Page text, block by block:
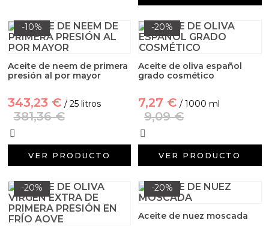
-10%
Aceite de neem de primera
presión al por mayor
343,23 € / 25 litros
381,36 €
VER PRODUCTO
-20%
Aceite de oliva español
grado cosmético
7,27 € / 1000 ml
9,09 €
VER PRODUCTO
-20% -20%
Aceite de nuez moscada
Recipientes para velas
Leches, aguas e hidrolatos
Productos personalizados
Purpurinas, micas y nacarantes
Etiquetas para regalos
Conservantes, Fijadores y reguladores de PH
Aceite de Coco
Productos quimicos grado cosmético
Granulos exfoliantes para cremas
Pegatinas para cremas
Moldes para hacer velas originales
Moldes para pantallas de parafina